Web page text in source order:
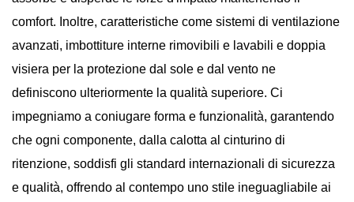
comfort. Inoltre, caratteristiche come sistemi di ventilazione
avanzati, imbottiture interne rimovibili e lavabili e doppia
visiera per la protezione dal sole e dal vento ne
definiscono ulteriormente la qualità superiore. Ci
impegniamo a coniugare forma e funzionalità, garantendo
che ogni componente, dalla calotta al cinturino di
ritenzione, soddisfi gli standard internazionali di sicurezza
e qualità, offrendo al contempo uno stile ineguagliabile ai